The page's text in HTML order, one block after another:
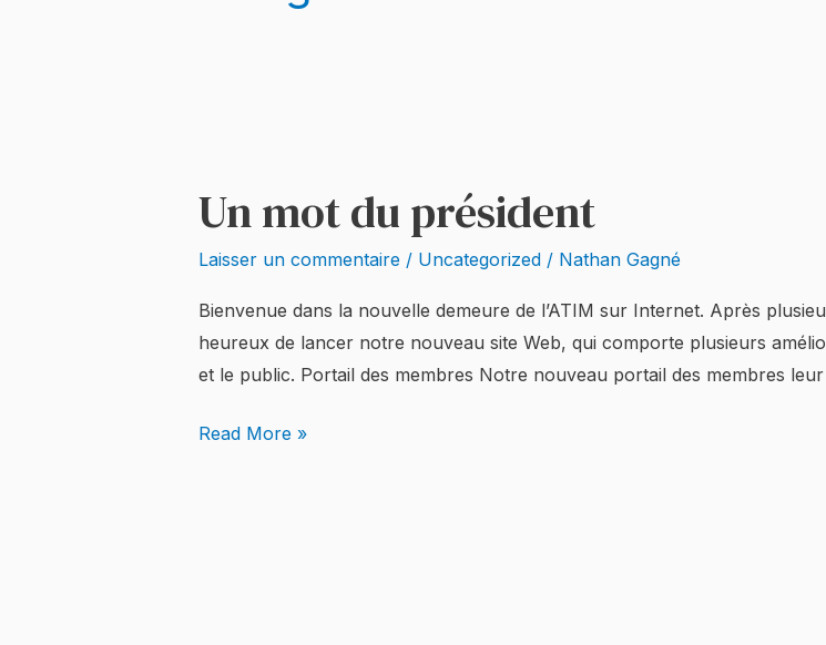
Un mot du président
Laisser un commentaire / Uncategorized/ Nathan Gagné
Bienvenue dans la nouvelle demeure de l’ATIM sur Internet. Après
heureux de lancer notre nouveau site Web, qui comporte plusieurs
et le public. Portail des membres Notre nouveau portail des membres
Un
mot
du
Read More »